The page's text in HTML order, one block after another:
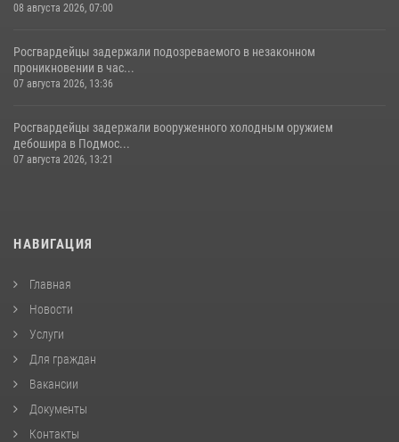
08 августа 2026, 07:00
Росгвардейцы задержали подозреваемого в незаконном
проникновении в час...
07 августа 2026, 13:36
Росгвардейцы задержали вооруженного холодным оружием
дебошира в Подмос...
07 августа 2026, 13:21
НАВИГАЦИЯ
Главная
Новости
Услуги
Для граждан
Вакансии
Документы
Контакты